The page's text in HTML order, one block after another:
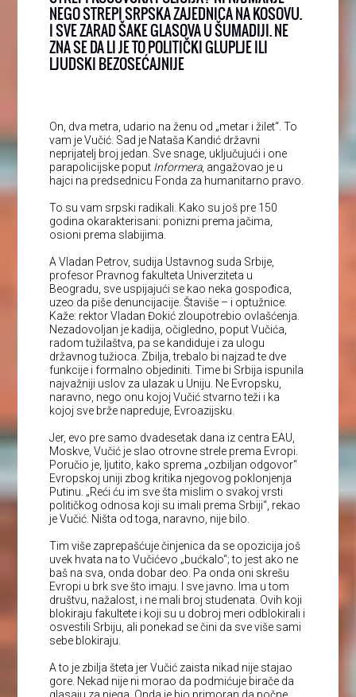
NEGO STREPI SRPSKA ZAJEDNICA NA KOSOVU.
I SVE ZARAD ŠAKE GLASOVA U ŠUMADIJI. NE
ZNA SE DA LI JE TO POLITIČKI GLUPLJE ILI
LJUDSKI BEZOSEĆAJNIJE
On, dva metra, udario na ženu od „metar i žilet“. To
vam je Vučić. Sad je Nataša Kandić državni
neprijatelj broj jedan. Sve snage, uključujući i one
parapolicijske poput Informera, angažovao je u
hajci na predsednicu Fonda za humanitarno pravo.
To su vam srpski radikali. Kako su još pre 150
godina okarakterisani: ponizni prema jačima,
osioni prema slabijima.
A Vladan Petrov, sudija Ustavnog suda Srbije,
profesor Pravnog fakulteta Univerziteta u
Beogradu, sve uspijajući se kao neka gospođica,
uzeo da piše denuncijacije. Štaviše – i optužnice.
Kaže: rektor Vladan Đokić zloupotrebio ovlašćenja.
Nezadovoljan je kadija, očigledno, poput Vučića,
radom tužilaštva, pa se kandiduje i za ulogu
državnog tužioca. Zbilja, trebalo bi najzad te dve
funkcije i formalno objediniti. Time bi Srbija ispunila
najvažniji uslov za ulazak u Uniju. Ne Evropsku,
naravno, nego onu kojoj Vučić stvarno teži i ka
kojoj sve brže napreduje, Evroazijsku.
Jer, evo pre samo dvadesetak dana iz centra EAU,
Moskve, Vučić je slao otrovne strele prema Evropi.
Poručio je, ljutito, kako sprema „ozbiljan odgovor“
Evropskoj uniji zbog kritika njegovog poklonjenja
Putinu. „Reći ću im sve šta mislim o svakoj vrsti
političkog odnosa koji su imali prema Srbiji“, rekao
je Vučić. Ništa od toga, naravno, nije bilo.
Tim više zaprepašćuje činjenica da se opozicija još
uvek hvata na to Vučićevo „bućkalo“; to jest ako ne
baš na sva, onda dobar deo. Pa onda oni skrešu
Evropi u brk sve što imaju. I sve javno. Ima u tom
društvu, nažalost, i ne mali broj studenata. Ovih koji
blokiraju fakultete i koji su u dobroj meri odblokirali i
osvestili Srbiju, ali ponekad se čini da sve više sami
sebe blokiraju.
A to je zbilja šteta jer Vučić zaista nikad nije stajao
gore. Nekad nije ni morao da podmićuje birače da